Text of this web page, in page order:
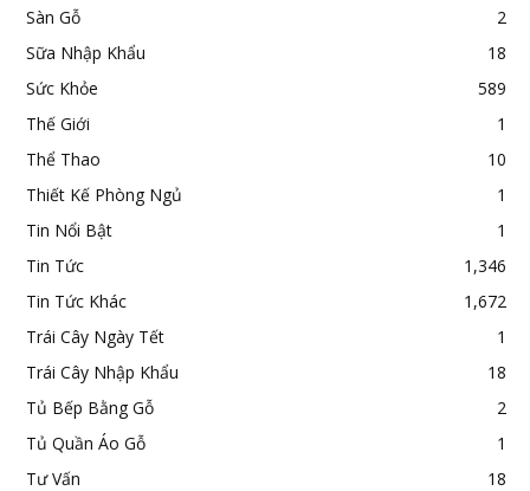
Sàn Gỗ
2
Sữa Nhập Khẩu
18
Sức Khỏe
589
Thế Giới
1
Thể Thao
10
Thiết Kế Phòng Ngủ
1
Tin Nổi Bật
1
Tin Tức
1,346
Tin Tức Khác
1,672
Trái Cây Ngày Tết
1
Trái Cây Nhập Khẩu
18
Tủ Bếp Bằng Gỗ
2
Tủ Quần Áo Gỗ
1
Tư Vấn
18